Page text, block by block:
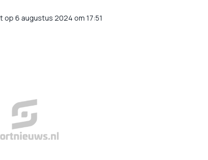
op 6 augustus 2024 om 17:51